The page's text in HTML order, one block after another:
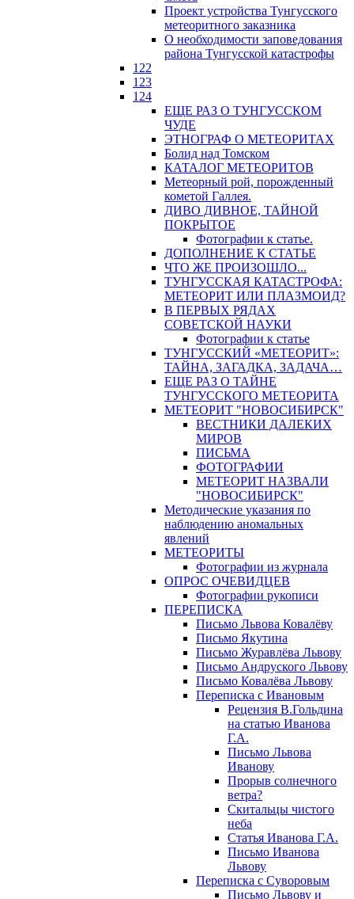
Проект устройства Тунгусского
метеоритного заказника
О необходимости заповедования
района Тунгусской катастрофы
122
123
124
ЕЩЕ РАЗ О ТУНГУССКОМ
ЧУДЕ
ЭТНОГРАФ О МЕТЕОРИТАХ
Болид над Томском
КАТАЛОГ МЕТЕОРИТОВ
Метеорный рой, порожденный
кометой Галлея.
ДИВО ДИВНОЕ, ТАЙНОЙ
ПОКРЫТОЕ
Фотографии к статье.
ДОПОЛНЕНИЕ К СТАТЬЕ
ЧТО ЖЕ ПРОИЗОШЛО...
ТУНГУССКАЯ КАТАСТРОФА:
МЕТЕОРИТ ИЛИ ПЛАЗМОИД?
В ПЕРВЫХ РЯДАХ
СОВЕТСКОЙ НАУКИ
Фотографии к статье
ТУНГУССКИЙ «МЕТЕОРИТ»:
ТАЙНА, ЗАГАДКА, ЗАДАЧА…
ЕЩЕ РАЗ О ТАЙНЕ
ТУНГУССКОГО МЕТЕОРИТА
МЕТЕОРИТ "НОВОСИБИРСК"
ВЕСТНИКИ ДАЛЕКИХ
МИРОВ
ПИСЬМА
ФОТОГРАФИИ
МЕТЕОРИТ НАЗВАЛИ
"НОВОСИБИРСК"
Методические указания по
наблюдению аномальных
явлений
МЕТЕОРИТЫ
Фотографии из журнала
ОПРОС ОЧЕВИДЦЕВ
Фотографии рукописи
ПЕРЕПИСКА
Письмо Львова Ковалёву
Письмо Якутина
Письмо Журавлёва Львову
Письмо Андруского Львову
Письмо Ковалёва Львову
Переписка с Ивановым
Рецензия В.Гольдина
на статью Иванова
Г.А.
Письмо Львова
Иванову
Прорыв солнечного
ветра?
Скитальцы чистого
неба
Статья Иванова Г.А.
Письмо Иванова
Львову
Переписка с Суворовым
Письмо Львову и